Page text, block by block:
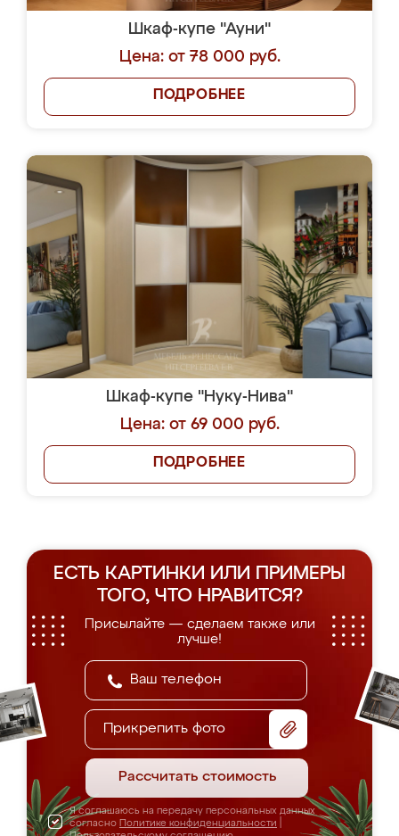
Шкаф-купе "Ауни"
Цена: от 78 000 руб.
ПОДРОБНЕЕ
Шкаф-купе "Нуку-Нива"
Цена: от 69 000 руб.
ПОДРОБНЕЕ
ЕСТЬ КАРТИНКИ ИЛИ ПРИМЕРЫ
ТОГО, ЧТО НРАВИТСЯ?
Присылайте — сделаем также или
лучше!
Прикрепить фото
Рассчитать стоимость
Я соглашаюсь на передачу персональных данных
согласно Политике конфиденциальности